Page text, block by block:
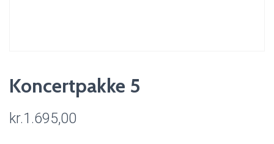
Koncertpakke 5
kr.1.695,00